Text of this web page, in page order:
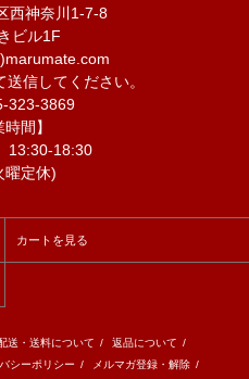
西神奈川1-7-8
ビル1F
信してください。
323-3869
時間】
18:30
曜定休)
カートを見る
送・送料について / 返品について /
シーポリシー / メルマガ登録・解除 /